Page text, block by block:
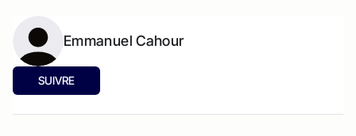
Emmanuel Cahour
SUIVRE